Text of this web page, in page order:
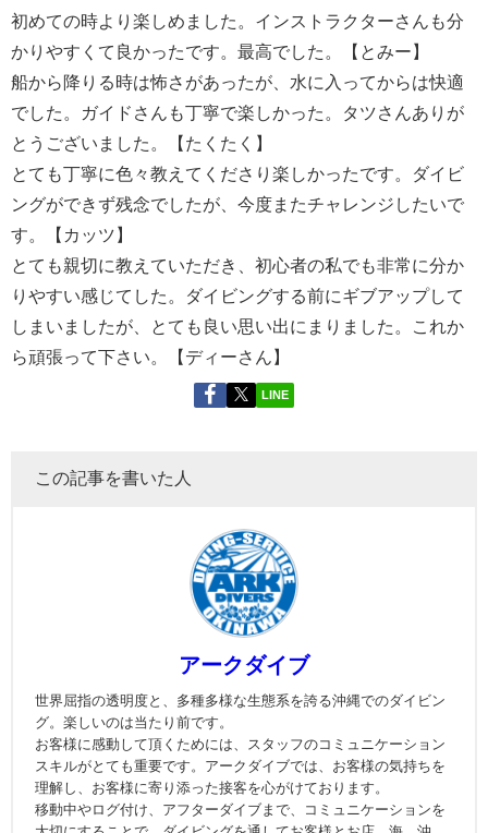
初めての時より楽しめました。インストラクターさんも分
かりやすくて良かったです。最高でした。【とみー】
船から降りる時は怖さがあったが、水に入ってからは快適
でした。ガイドさんも丁寧で楽しかった。タツさんありが
とうございました。【たくたく】
とても丁寧に色々教えてくださり楽しかったです。ダイビ
ングができず残念でしたが、今度またチャレンジしたいで
す。【カッツ】
とても親切に教えていただき、初心者の私でも非常に分か
りやすい感じてした。ダイビングする前にギブアップして
しまいましたが、とても良い思い出にまりました。これか
ら頑張って下さい。【ディーさん】
LINE
この記事を書いた人
アークダイブ
世界屈指の透明度と、多種多様な生態系を誇る沖縄でのダイビン
グ。楽しいのは当たり前です。
お客様に感動して頂くためには、スタッフのコミュニケーション
スキルがとても重要です。アークダイブでは、お客様の気持ちを
理解し、お客様に寄り添った接客を心がけております。
移動中やログ付け、アフターダイブまで、コミュニケーションを